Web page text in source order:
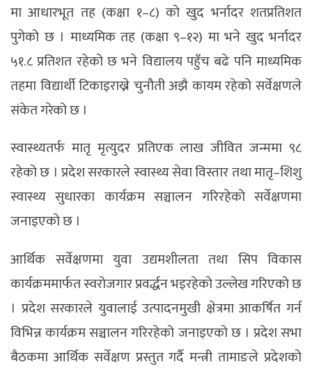
मा आधारभूत तह (कक्षा १–८) को खुद भर्नादर शतप्रतिशत
पुगेको छ । माध्यमिक तह (कक्षा ९–१२) मा भने खुद भर्नादर
५१.८ प्रतिशत रहेको छ भने विद्यालय पहुँच बढे पनि माध्यमिक
तहमा विद्यार्थी टिकाइराख्ने चुनौती अझै कायम रहेको सर्वेक्षणले
संकेत गरेको छ ।
स्वास्थ्यतर्फ मातृ मृत्युदर प्रतिएक लाख जीवित जन्ममा ९८
रहेको छ । प्रदेश सरकारले स्वास्थ्य सेवा विस्तार तथा मातृ–शिशु
स्वास्थ्य सुधारका कार्यक्रम सञ्चालन गरिरहेको सर्वेक्षणमा
जनाइएको छ ।
आर्थिक सर्वेक्षणमा युवा उद्यमशीलता तथा सिप विकास
कार्यक्रममार्फत स्वरोजगार प्रवर्द्धन भइरहेको उल्लेख गरिएको छ
। प्रदेश सरकारले युवालाई उत्पादनमुखी क्षेत्रमा आकर्षित गर्न
विभिन्न कार्यक्रम सञ्चालन गरिरहेको जनाइएको छ । प्रदेश सभा
बैठकमा आर्थिक सर्वेक्षण प्रस्तुत गर्दै मन्त्री तामाङले प्रदेशको